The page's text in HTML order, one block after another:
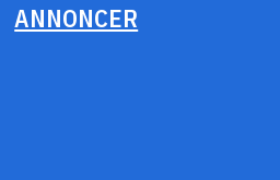
ANNONCER